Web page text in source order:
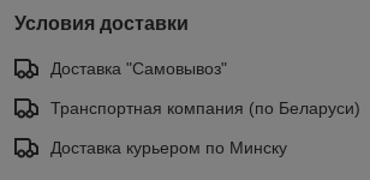
Условия доставки
Доставка "Самовывоз"
Транспортная компания (по Беларуси)
Доставка курьером по Минску